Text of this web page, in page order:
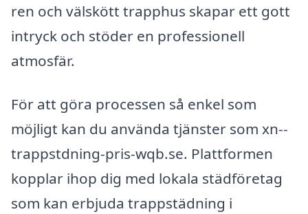
ren och välskött trapphus skapar ett gott
intryck och stöder en professionell
atmosfär.
För att göra processen så enkel som
möjligt kan du använda tjänster som xn--
trappstdning-pris-wqb.se. Plattformen
kopplar ihop dig med lokala städföretag
som kan erbjuda trappstädning i